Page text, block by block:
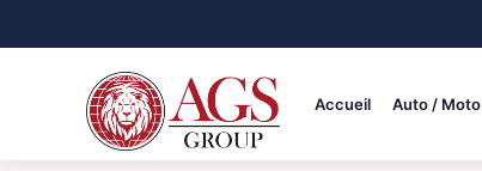
au
Accueil Auto / Moto